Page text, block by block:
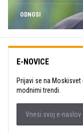
ODNOSI
E-NOVICE
Prijavi se na
modnimi trendi.